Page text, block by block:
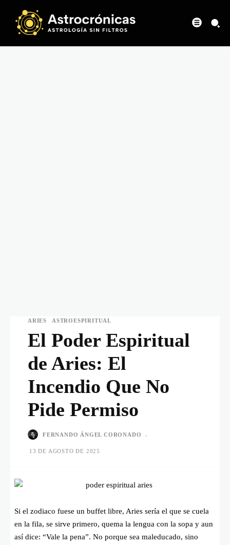
ARIES ASTROESPIRITUAL
El Poder Espiritual
de Aries: El
Incendio Que No
Pide Permiso
FERNANDO ÁNGEL CORONADO -
13 DE AGOSTO DE 2025
Si el zodiaco fuese un buffet libre, Aries sería el que se cuela
en la fila, se sirve primero, quema la lengua con la sopa y aun
así dice: “Vale la pena”. No porque sea maleducado, sino